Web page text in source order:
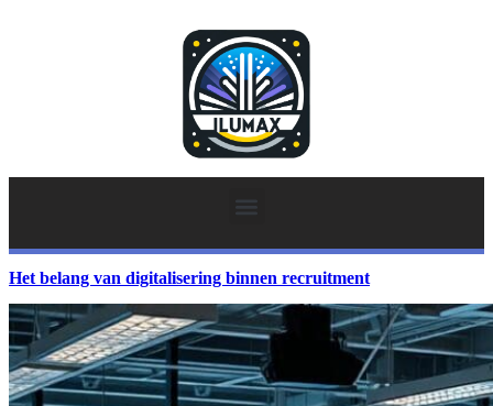
Het belang van digitalisering binnen recruitment